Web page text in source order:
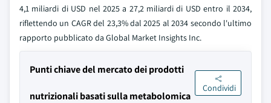
4,1 miliardi di USD nel 2025 a 27,2 miliardi di USD entro il 2034,
riflettendo un CAGR del 23,3% dal 2025 al 2034 secondo l'ultimo
rapporto pubblicato da Global Market Insights Inc.
Punti chiave del mercato dei prodotti
nutrizionali basati sulla metabolomica
Condividi